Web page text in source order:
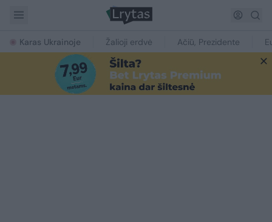
Karas Ukrainoje Žalioji erdvė Ačiū, Prezidente